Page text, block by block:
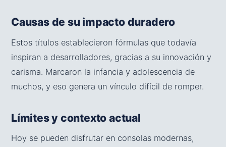
Causas de su impacto duradero
Estos títulos establecieron fórmulas que todavía
inspiran a desarrolladores, gracias a su innovación y
carisma. Marcaron la infancia y adolescencia de
muchos, y eso genera un vínculo difícil de romper.
Límites y contexto actual
Hoy se pueden disfrutar en consolas modernas,